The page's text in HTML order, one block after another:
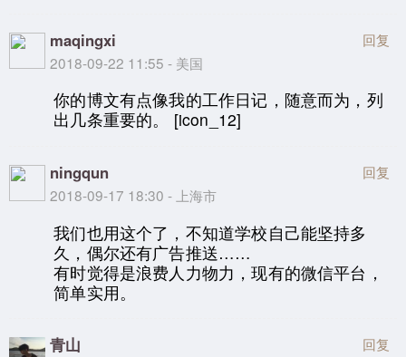
maqingxi
2018-09-22 11:55 - 美国
回复
你的博文有点像我的工作日记，随意而为，列
出几条重要的。 [icon_12]
ningqun
2018-09-17 18:30 - 上海市
回复
我们也用这个了，不知道学校自己能坚持多
久，偶尔还有广告推送……
有时觉得是浪费人力物力，现有的微信平台，
简单实用。
青山 回复